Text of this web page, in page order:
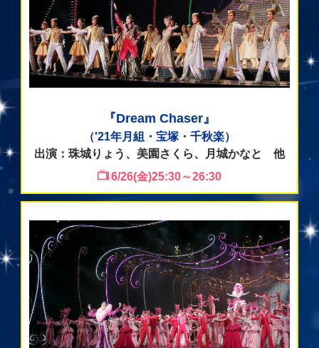
『Dream Chaser』
（'21年月組・宝塚・千秋楽）
出演：珠城りょう、美園さくら、月城かなと 他
6/26(金)25:30～26:30